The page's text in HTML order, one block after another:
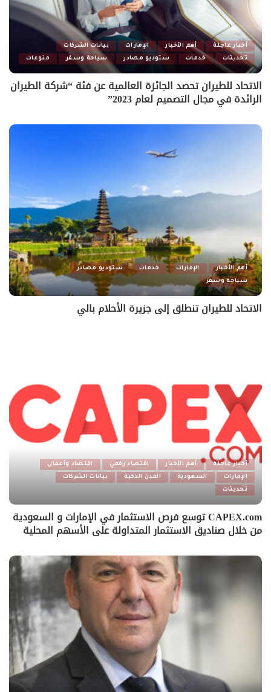
أخبار عاجلة أهم الأخبار الإمارات
بيانات الشركات
تحديثات
خدمات ستوديو مصادر سياحة وسفر منوعات
الاتحاد للطيران تحصد الجائزة العالمية عن فئة “شركة الطيران
الرائدة في مجال التصميم لعام 2023”
أهم الأخبار الإمارات خدمات
ستوديو مصادر
سياحة وسفر
الاتحاد للطيران تنطلق إلى جزيرة الأحلام بالي
أخبار عاجلة أهم الأخبار اقتصاد رقمي
اقتصاد وأعمال
الإمارات
السعودية المدن الذكية
بيانات الشركات
تحديثات
CAPEX.com توسع فرص الاستثمار في الإمارات و السعودية
من خلال صناديق الاستثمار المتداولة على الأسهم المحلية